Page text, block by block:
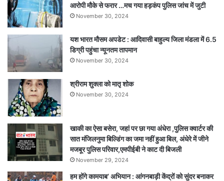
आरोपी मौके से फरार …मच गया हड़कंप पुलिस जांच में जुटी
November 30, 2024
यश भारत मौसम अपडेट : आदिवासी बाहुल्य जिला मंडला में 6.5
डिग्री पहुंचा न्यूनतम तापमान
November 30, 2024
श्रीराम शुक्ला को मातृ शोक
November 30, 2024
खाकी का ऐसा बसेरा, जहां पर छा गया अंधेरा ,पुलिस क्वार्टर की
सात मंजिलनुमा बिल्डिंग का जमा नहीं हुआ बिल, अंधेरे में जीने
मजबूर पुलिस परिवार,एमपीईबी ने काट दी बिजली
November 29, 2024
हम होंगे कामयाब’ अभियान : आंगनबाड़ी केंद्रों को सुंदर बनाकर